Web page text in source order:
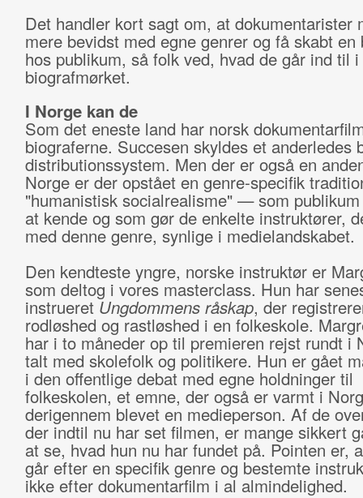
Det handler kort sagt om, at dokumentarister
mere bevidst med egne genrer og få skabt en
hos publikum, så folk ved, hvad de går ind til i
biografmørket.
I Norge kan de
Som det eneste land har norsk
biograferne. Succesen skyldes et anderledes
distributionssystem. Men der er også en
Norge er der opstået en genre-specifik
"humanistisk socialrealisme" — som
at kende og som gør de enkelte instruktører,
med denne genre, synlige i medielandskabet.
Den kendteste yngre, norske instruktør er
som deltog i vores masterclass. Hun har
instrueretUngdommens råskap, der
rodløshed og rastløshed i en folkeskole.
har i to måneder op til premieren rejst rundt i
talt med skolefolk og politikere. Hun er gået
i den offentlige debat med egne holdninger til
folkeskolen, et emne, der også er varmt i
derigennem blevet en medieperson. Af de
der indtil nu har set filmen, er mange sikkert
at se, hvad hun nu har fundet på. Pointen er,
går efter en specifik genre og bestemte
ikke efter dokumentarfilm i al almindelighed.